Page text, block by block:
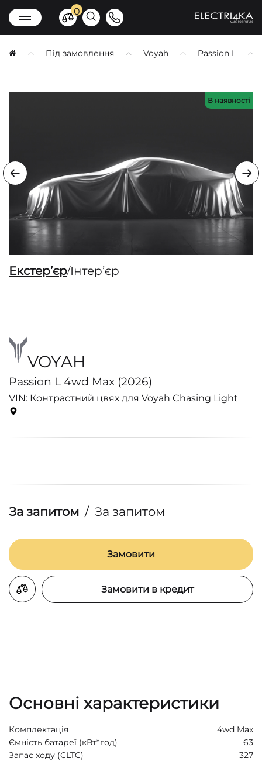
0
Під замовлення Voyah Passion L
В наявності
Екстерʼєр/Інтерʼєр
VOYAH
Passion L 4wd Max (2026)
VIN: Контрастний цвях для Voyah Chasing Light
За запитом / За запитом
Замовити
Замовити в кредит
Основні характеристики
Комплектація
4wd Max
Ємність батареї (кВт*год)
63
Запас ходу (CLTC)
327